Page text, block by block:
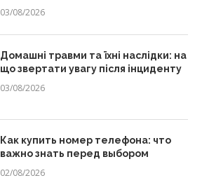
03/08/2026
Домашні травми та їхні наслідки: на
що звертати увагу після інциденту
03/08/2026
Как купить номер телефона: что
важно знать перед выбором
02/08/2026